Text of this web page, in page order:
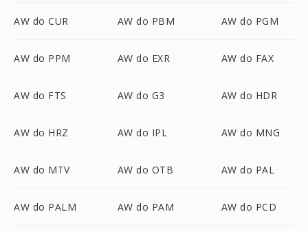
AW do CUR AW do PBM AW do PGM
AW do PPM AW do EXR AW do FAX
AW do FTS AW do G3 AW do HDR
AW do HRZ AW do IPL AW do MNG
AW do MTV AW do OTB AW do PAL
AW do PALM AW do PAM AW do PCD